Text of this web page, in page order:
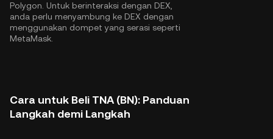
Polygon . Untuk berinteraksi dengan DEX,
anda perlu menyambung ke DEX dengan
menggunakan dompet yang serasi seperti
MetaMask.
Cara untuk Beli TNA (BN): Panduan
Langkah demi Langkah